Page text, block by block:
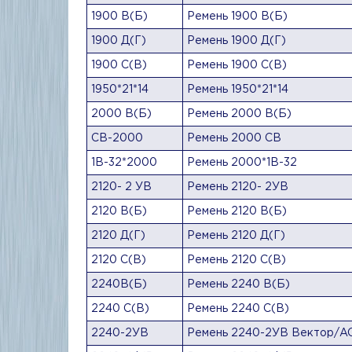
1900 В(Б) Ремень 1900 В(Б)
1900 Д(Г) Ремень 1900 Д(Г)
1900 С(В) Ремень 1900 С(В)
1950*21*14 Ремень 1950*21*14
2000 В(Б) Ремень 2000 В(Б)
СВ-2000 Ремень 2000 СВ
1В-32*2000 Ремень 2000*1В-32
2120- 2 УВ Ремень 2120- 2УВ
2120 В(Б) Ремень 2120 В(Б)
2120 Д(Г) Ремень 2120 Д(Г)
2120 С(В) Ремень 2120 С(В)
2240В(Б) Ремень 2240 В(Б)
2240 С(В) Ремень 2240 С(В)
2240-2УВ Ремень 2240-2УВ Вектор/